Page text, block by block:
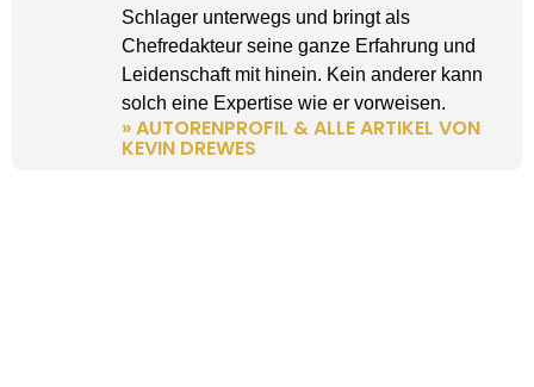
Schlager unterwegs und bringt als
Chefredakteur seine ganze Erfahrung und
Leidenschaft mit hinein. Kein anderer kann
solch eine Expertise wie er vorweisen.
» AUTORENPROFIL & ALLE ARTIKEL VON
KEVIN DREWES